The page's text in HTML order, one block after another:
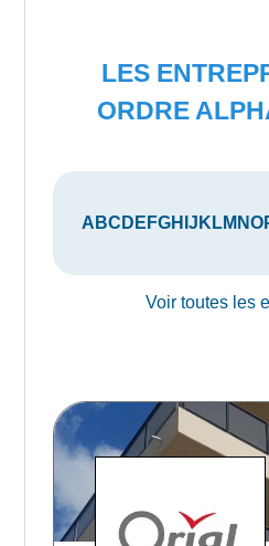
LES
ORDRE
A BC D E FGH J KLM NO
Voir toutes les